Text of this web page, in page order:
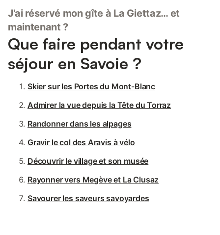
J'ai réservé mon gîte à La Giettaz… et
maintenant ?
Que faire pendant votre
séjour en Savoie ?
Skier sur les Portes du Mont-Blanc
Admirer la vue depuis la Tête du Torraz
Randonner dans les alpages
Gravir le col des Aravis à vélo
Découvrir le village et son musée
Rayonner vers Megève et La Clusaz
Savourer les saveurs savoyardes